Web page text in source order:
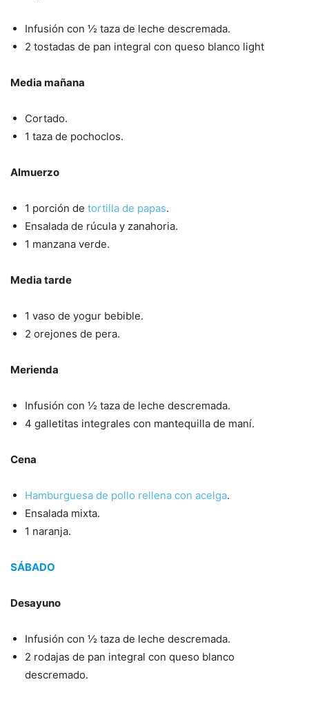
Infusión con ½ taza de leche descremada.
2 tostadas de pan integral con queso blanco light
Media mañana
Cortado.
1 taza de pochoclos.
Almuerzo
1 porción de tortilla de papas.
Ensalada de rúcula y zanahoria.
1 manzana verde.
Media tarde
1 vaso de yogur bebible.
2 orejones de pera.
Merienda
Infusión con ½ taza de leche descremada.
4 galletitas integrales con mantequilla de maní.
Cena
Hamburguesa de pollo rellena con acelga.
Ensalada mixta.
1 naranja.
SÁBADO
Desayuno
Infusión con ½ taza de leche descremada.
2 rodajas de pan integral con queso blanco
descremado.